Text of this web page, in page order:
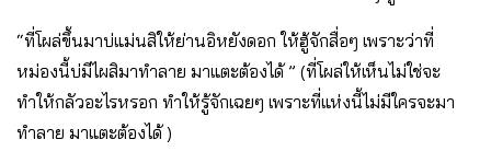
“ที่โผล่ขึ้นมาบ่แม่นสิให้ย่านอิหยังดอก ให้ฮู้จักสื่อๆ เพราะว่าที่
หม่องนี้บ่มีไผสิมาทำลาย มาแตะต้องได้ ” (ที่โผล่ให้เห็นไม่ใช่จะ
ทำให้กลัวอะไรหรอก ทำให้รู้จักเฉยๆ เพราะที่แห่งนี้ไม่มีใครจะมา
ทำลาย มาแตะต้องได้ )